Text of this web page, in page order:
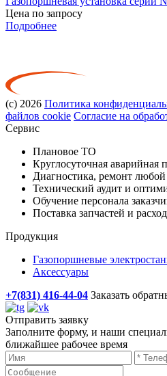
Цена по запросу
Подробнее
(с) 2026 Политика
файлов cookie Согласие на
Сервис
Плановое ТО
Круглосуточная аварийная
Диагностика, ремонт
Технический аудит и
Обучение персонала
Поставка запчастей и
Продукция
Газопоршневые
Аксессуары
+7(831) 416-44-04 Заказать
Отправить заявку
Заполните форму, и наши
ближайшее рабочее время